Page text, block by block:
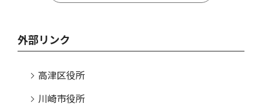
外部リンク
高津区役所
川崎市役所